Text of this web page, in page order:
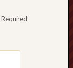
Required